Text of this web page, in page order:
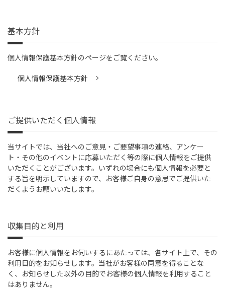
基本方針
個人情報保護基本方針のページをご覧ください。
個人情報保護基本方針
ご提供いただく個人情報
当サイトでは、当社へのご意見・ご要望事項の連絡、アンケー
ト・その他のイベントに応募いただく等の際に個人情報をご提供
いただくことがございます。いずれの場合にも個人情報を必要と
する旨を明示していますので、お客様ご自身の意思でご提供いた
だくようお願いいたします。
収集目的と利用
お客様に個人情報をお伺いするにあたっては、各サイト上で、その
利用目的をお知らせします。当社がお客様の同意を得ることな
く、お知らせした以外の目的でお客様の個人情報を利用すること
はありません。